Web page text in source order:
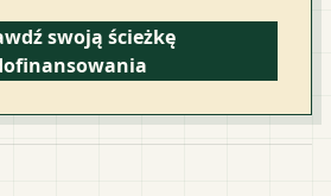
swoją ścieżkę